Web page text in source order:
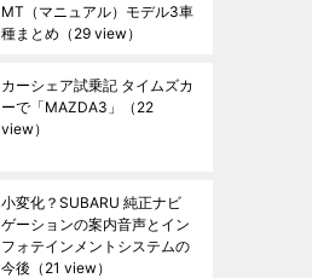
MT（マニュアル）モデル3車
種まとめ （29 view）
カーシェア試乗記 タイムズカ
ーで「MAZDA3」
（22
view）
小変化？SUBARU 純正ナビ
ゲーションの案内音声とイン
フォテインメントシステムの
今後 （21 view）